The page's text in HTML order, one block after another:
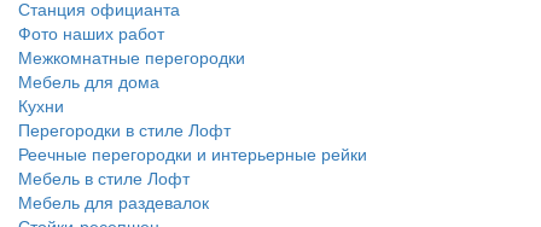
Станция официанта
Фото наших работ
Межкомнатные перегородки
Мебель для дома
Кухни
Перегородки в стиле Лофт
Реечные перегородки и интерьерные рейки
Мебель в стиле Лофт
Мебель для раздевалок